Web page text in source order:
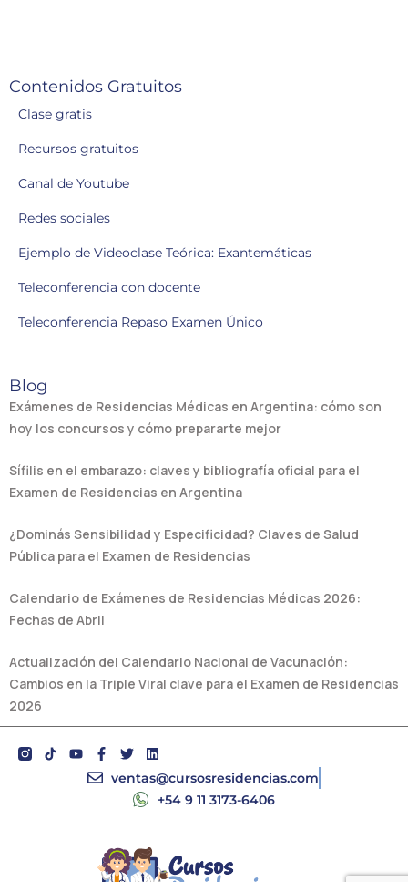
Contenidos Gratuitos
Clase gratis
Recursos gratuitos
Canal de Youtube
Redes sociales
Ejemplo de Videoclase Teórica: Exantemáticas
Teleconferencia con docente
Teleconferencia Repaso Examen Único
Blog
Exámenes de Residencias Médicas en Argentina: cómo son
hoy los concursos y cómo prepararte mejor
Sífilis en el embarazo: claves y bibliografía oficial para el
Examen de Residencias en Argentina
¿Dominás Sensibilidad y Especificidad? Claves de Salud
Pública para el Examen de Residencias
Calendario de Exámenes de Residencias Médicas 2026:
Fechas de Abril
Actualización del Calendario Nacional de Vacunación:
Cambios en la Triple Viral clave para el Examen de Residencias
2026
Y
o
F
a
c
-
f
T
w
i
L
i
n
e
n
ventas@cursosresidencias.com
+54 9 11 3173-6406